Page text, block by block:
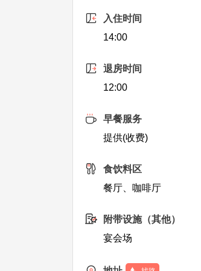
入住时间
14:00
退房时间
12:00
早餐服务
提供(收费)
食饮料区
餐厅、咖啡厅
附带设施（其他）
宴会场